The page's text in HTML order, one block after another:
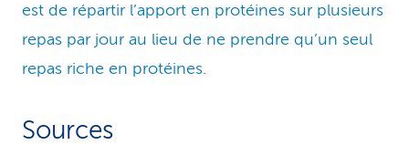
est de répartir l’apport en protéines sur plusieurs
repas par jour au lieu de ne prendre qu’un seul
repas riche en protéines.
Sources